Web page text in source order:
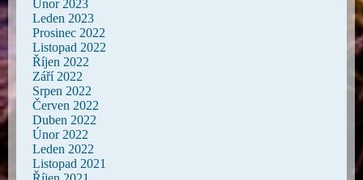
Únor 2023
Leden 2023
Prosinec 2022
Listopad 2022
Říjen 2022
Září 2022
Srpen 2022
Červen 2022
Duben 2022
Únor 2022
Leden 2022
Listopad 2021